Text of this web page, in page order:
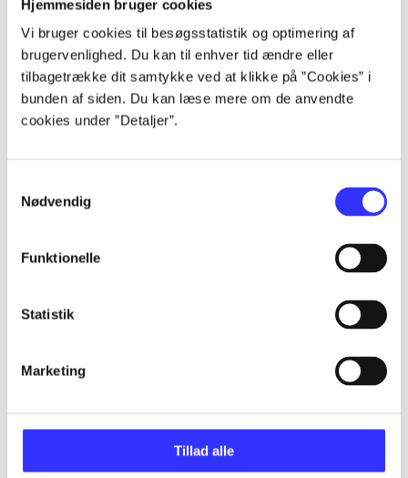
Hjemmesiden bruger cookies
Vi bruger cookies til besøgsstatistik og optimering af
brugervenlighed. Du kan til enhver tid ændre eller
tilbagetrække dit samtykke ved at klikke på ”Cookies” i
bunden af siden. Du kan læse mere om de anvendte
cookies under ”Detaljer”.
Nødvendig
Funktionelle
Statistik
Marketing
Tillad alle
Alle registrerede artikler fordelt på udgivelser
...
...
...